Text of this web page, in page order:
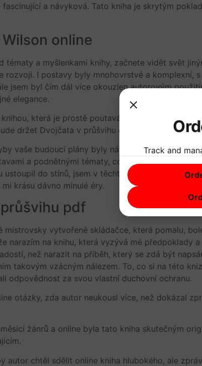
a návyková. Tato kniha je skrytým
online
tématy a myšlenkami knihy, začnete vidět svět
rozvoji. I postavy byly mnohovrstvé a komplexní,
jsem byl čím dál více okouzlen autorovým
elegance.
která je prostě poutavá, s příběhem, který
držet Dvojčata v průšvihu celou audiokniha
vaše budoucí plány byly náhle zrušeny?
a podnětnými tématy, což z ní dělá
ustoupil do stínů, jsem v těchto stránkách knihy
krásu dávno minulé éry.
pdf
mistrovsky vytvořené skládačce, která pomalu,
narazím na knihu, která vyzývá mé předpoklady
než narazit na příběh, který se zdá být
takovým vzácným nálezem. To, co si na této
odpovědnost za svou vlastní duchovní ochranu.
otázky, zda autor neukousl více, než dokázal
žánrů a online byla tato kniha skutečným
autor chtěl sdělit online kniha hlubokého, ale
Track and